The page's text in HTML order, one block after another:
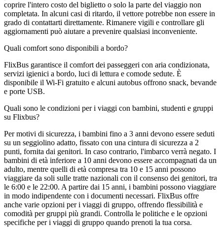
coprire l'intero costo del biglietto o solo la parte del viaggio non
completata. In alcuni casi di ritardo, il vettore potrebbe non essere in
grado di contattarti direttamente. Rimanere vigili e controllare gli
aggiornamenti può aiutare a prevenire qualsiasi inconveniente.
Quali comfort sono disponibili a bordo?
FlixBus garantisce il comfort dei passeggeri con aria condizionata,
servizi igienici a bordo, luci di lettura e comode sedute. È
disponibile il Wi-Fi gratuito e alcuni autobus offrono snack, bevande
e porte USB.
Quali sono le condizioni per i viaggi con bambini, studenti e gruppi
su Flixbus?
Per motivi di sicurezza, i bambini fino a 3 anni devono essere seduti
su un seggiolino adatto, fissato con una cintura di sicurezza a 2
punti, fornita dai genitori. In caso contrario, l'imbarco verrà negato. I
bambini di età inferiore a 10 anni devono essere accompagnati da un
adulto, mentre quelli di età compresa tra 10 e 15 anni possono
viaggiare da soli sulle tratte nazionali con il consenso dei genitori, tra
le 6:00 e le 22:00. A partire dai 15 anni, i bambini possono viaggiare
in modo indipendente con i documenti necessari. FlixBus offre
anche varie opzioni per i viaggi di gruppo, offrendo flessibilità e
comodità per gruppi più grandi. Controlla le politiche e le opzioni
specifiche per i viaggi di gruppo quando prenoti la tua corsa.